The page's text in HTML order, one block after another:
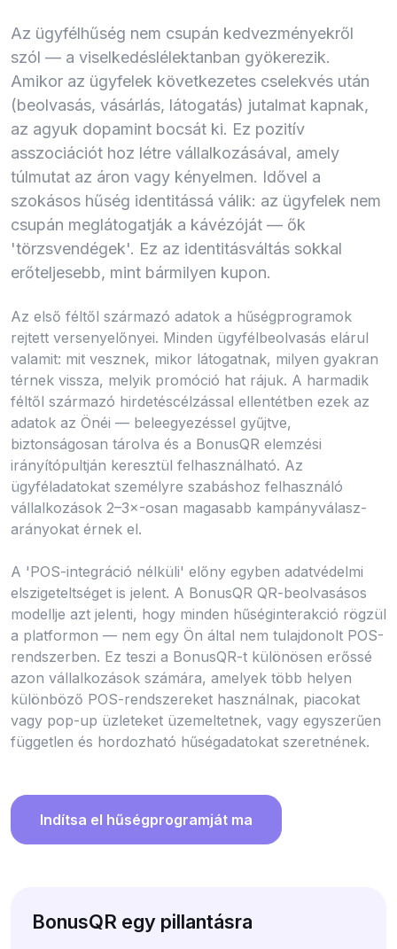
Az ügyfélhűség nem csupán kedvezményekről
szól — a viselkedéslélektanban gyökerezik.
Amikor az ügyfelek következetes cselekvés után
(beolvasás, vásárlás, látogatás) jutalmat kapnak,
az agyuk dopamint bocsát ki. Ez pozitív
asszociációt hoz létre vállalkozásával, amely
túlmutat az áron vagy kényelmen. Idővel a
szokásos hűség identitássá válik: az ügyfelek nem
csupán meglátogatják a kávézóját — ők
'törzsvendégek'. Ez az identitásváltás sokkal
erőteljesebb, mint bármilyen kupon.
Az első féltől származó adatok a hűségprogramok
rejtett versenyelőnyei. Minden ügyfélbeolvasás elárul
valamit: mit vesznek, mikor látogatnak, milyen gyakran
térnek vissza, melyik promóció hat rájuk. A harmadik
féltől származó hirdetéscélzással ellentétben ezek az
adatok az Önéi — beleegyezéssel gyűjtve,
biztonságosan tárolva és a BonusQR elemzési
irányítópultján keresztül felhasználható. Az
ügyféladatokat személyre szabáshoz felhasználó
vállalkozások 2–3×-osan magasabb kampányválasz-
arányokat érnek el.
A 'POS-integráció nélküli' előny egyben adatvédelmi
elszigeteltséget is jelent. A BonusQR QR-beolvasásos
modellje azt jelenti, hogy minden hűséginterakció rögzül
a platformon — nem egy Ön által nem tulajdonolt POS-
rendszerben. Ez teszi a BonusQR-t különösen erőssé
azon vállalkozások számára, amelyek több helyen
különböző POS-rendszereket használnak, piacokat
vagy pop-up üzleteket üzemeltetnek, vagy egyszerűen
független és hordozható hűségadatokat szeretnének.
Indítsa el hűségprogramját ma
BonusQR egy pillantásra